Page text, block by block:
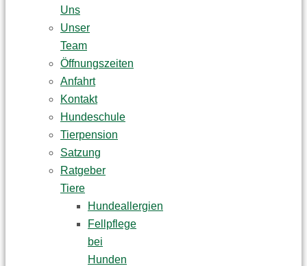
Uns
Unser
Team
Öffnungszeiten
Anfahrt
Kontakt
Hundeschule
Tierpension
Satzung
Ratgeber
Tiere
Hundeallergien
Fellpflege
bei
Hunden